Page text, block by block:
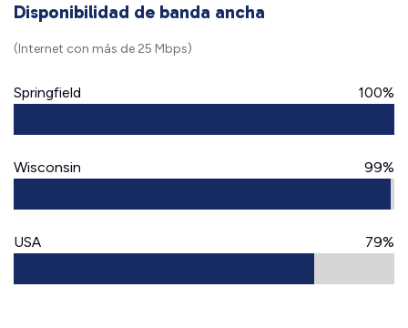
Disponibilidad de banda ancha
(Internet con más de 25 Mbps)
Springfield 100%
Wisconsin 99%
USA 79%